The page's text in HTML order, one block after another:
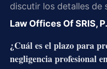
discutir los detalles de
Law Offices Of SRIS,
¿Cuál es el plazo para
negligencia profesional